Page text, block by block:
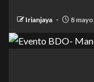
Irianjaya 8